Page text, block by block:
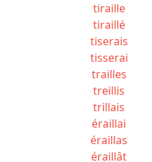
tiraille
tiraillé
tiserais
tisserai
trailles
treillis
trillais
éraillai
éraillas
éraillât